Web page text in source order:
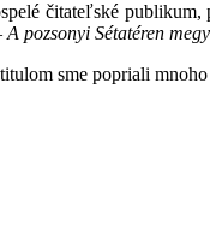
čitateľské
A pozsonyi Sétatéren
sme popriali